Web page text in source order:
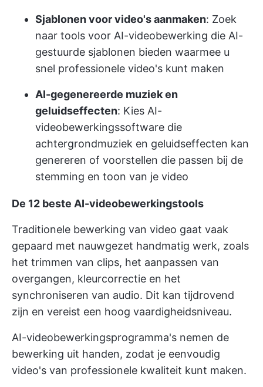
Sjablonen voor video's aanmaken: Zoek
naar tools voor AI-videobewerking die AI-
gestuurde sjablonen bieden waarmee u
snel professionele video's kunt maken
AI-gegenereerde muziek en
geluidseffecten: Kies AI-
videobewerkingssoftware die
achtergrondmuziek en geluidseffecten kan
genereren of voorstellen die passen bij de
stemming en toon van je video
De 12 beste AI-videobewerkingstools
Traditionele bewerking van video gaat vaak
gepaard met nauwgezet handmatig werk, zoals
het trimmen van clips, het aanpassen van
overgangen, kleurcorrectie en het
synchroniseren van audio. Dit kan tijdrovend
zijn en vereist een hoog vaardigheidsniveau.
AI-videobewerkingsprogramma's nemen de
bewerking uit handen, zodat je eenvoudig
video's van professionele kwaliteit kunt maken.